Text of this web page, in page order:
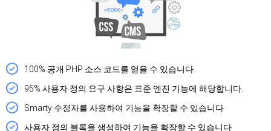
100% 공개 PHP 소스 코드를 얻을 수 있습니다.
95% 사용자 정의 요구 사항은 표준 엔진 기능에 해당합니다.
Smarty 수정자를 사용하여 기능을 확장할 수 있습니다
사용자 정의 블록을 생성하여 기능을 확장할 수 있습니다